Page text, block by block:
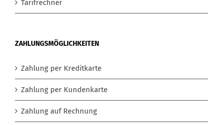
Tarifrechner
ZAHLUNGSMÖGLICHKEITEN
Zahlung per Kreditkarte
Zahlung per Kundenkarte
Zahlung auf Rechnung